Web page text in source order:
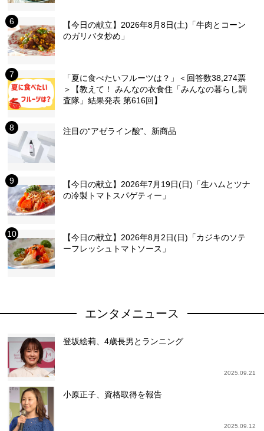
【今日の献立】2026年8月8日(土)「牛肉とコーン
のガリバタ炒め」
「夏に食べたいフルーツは？」＜回答数38,274票
＞【教えて！ みんなの衣食住「みんなの暮らし調
査隊」結果発表 第616回】
注目の“アゼライン酸”、新商品
【今日の献立】2026年7月19日(日)「生ハムとツナ
の冷製トマトスパゲティー」
【今日の献立】2026年8月2日(日)「カジキのソテ
ーフレッシュトマトソース」
エンタメニュース
登坂絵莉、4歳長男とランニング
2025.09.21
小原正子、資格取得を報告
2025.09.12